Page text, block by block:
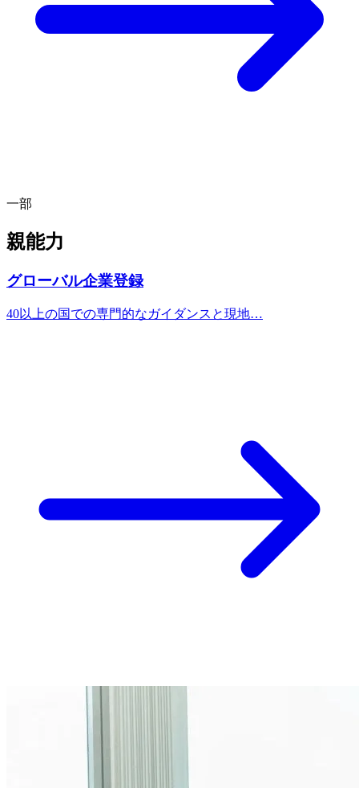
一部
親能力
グローバル企業登録
40以上の国での専門的なガイダンスと現地…